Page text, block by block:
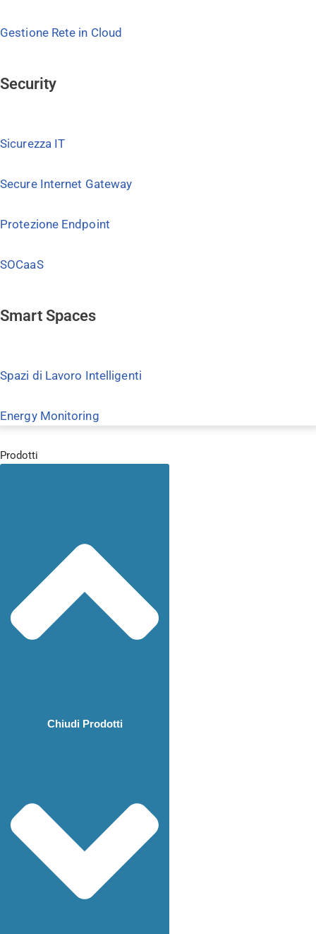
Gestione Rete in Cloud
Security
Sicurezza IT
Secure Internet Gateway
Protezione Endpoint
SOCaaS
Smart Spaces
Spazi di Lavoro Intelligenti
Energy Monitoring
Prodotti
Chiudi Prodotti